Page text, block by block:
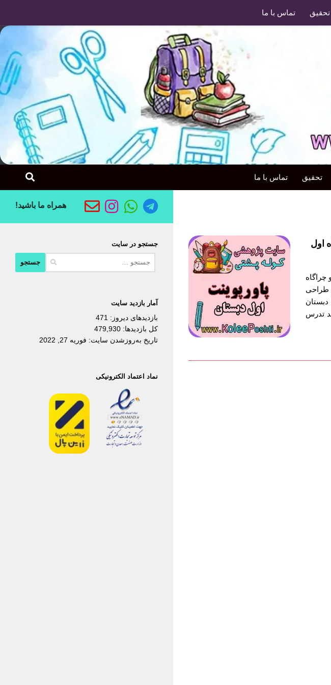
تحقیق تماس با ما
تحقیق تماس با ما
اول
طراحی
تدرس
همراه ما باشید!
جستجو در سایت
آمار بازدید سایت
بازدیدهای دیروز: 471
کل بازدیدها: 479,930
تاریخ به‌روزشدن سایت: فوریه 27, 2022
نماد اعتماد الکترونیکی